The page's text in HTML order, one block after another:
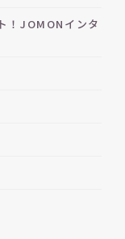
！JOMONインタ